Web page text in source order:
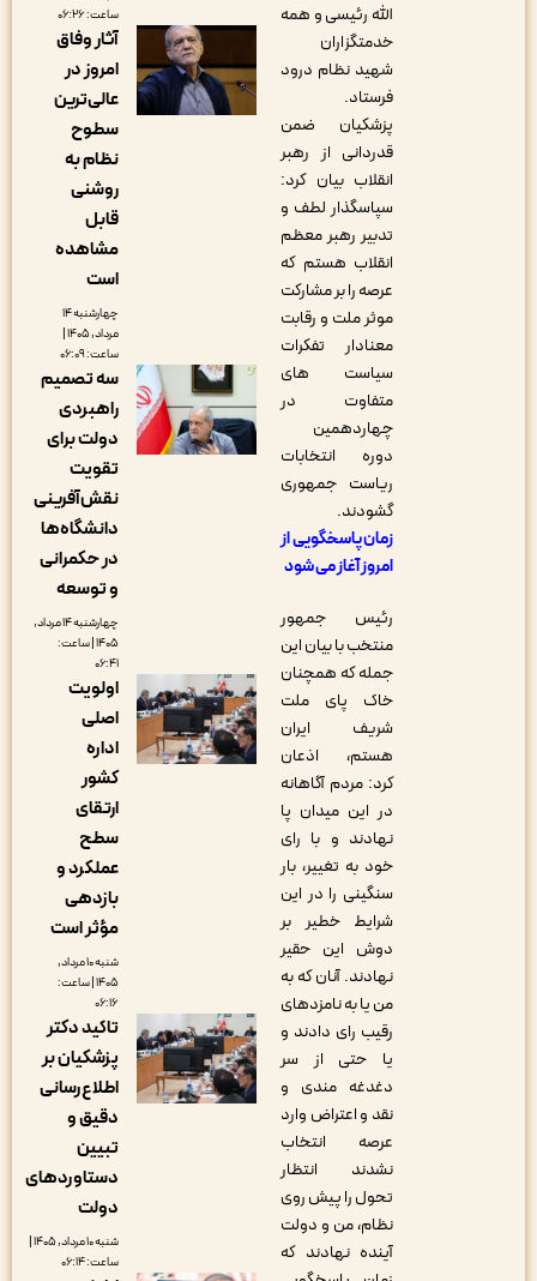
الله رئیسی و همه
خدمتگزاران
شهید نظام درود
پزشکیان ضمن
قدردانی از رهبر
انقلاب بیان کرد:
سپاسگذار لطف و
تدبیر رهبر معظم
انقلاب هستم که
عرصه را بر مشارکت
موثر ملت و رقابت
معنادار تفکرات
سیاست های
متفاوت در
چهاردهمین
دوره انتخابات
ریاست جمهوری
گشودند.
زمان پاسخگویی از
امروز آغاز می شود
رئیس جمهور
منتخب با بیان این
جمله که همچنان
خاک پای ملت
شریف ایران
هستم، اذعان
کرد: مردم آگاهانه
در این میدان پا
نهادند و با رای
خود به تغییر، بار
سنگینی را در این
شرایط خطیر بر
دوش این حقیر
نهادند. آنان که به
من یا به نامزدهای
رقیب رای دادند و
یا حتی از سر
دغدغه مندی و
نقد و اعتراض وارد
عرصه انتخاب
نشدند انتظار
تحول را پیش روی
نظام، من و دولت
آینده نهادند که
آثار وفاق
امروز در
عالی‌ترین
نظام به
مشاهده
چهارشنبه ۱۴
مرداد, ۱۴۰۵ |
سه تصمیم
راهبردی
دولت برای
نقش‌آفرینی
دانشگاه‌ها
در حکمرانی
و توسعه
چهارشنبه ۱۴ مرداد,
۱۴۰۵ | ساعت:
اولویت
اصلی
اداره
عملکرد و
بازدهی
مؤثر است
شنبه ۱۰ مرداد,
۱۴۰۵ | ساعت:
تاکید دکتر
پزشکیان بر
اطلاع‌رسانی
دستاوردهای
شنبه ۱۰ مرداد, ۱۴۰۵ |